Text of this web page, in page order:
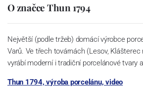
O značce Thun 1794
Největší (podle tržeb) domácí výrobce
Varů. Ve třech továrnách (Lesov, Klášterec
vyrábí moderní i tradiční porcelánové tvary
Thun 1794, výroba porcelánu, video